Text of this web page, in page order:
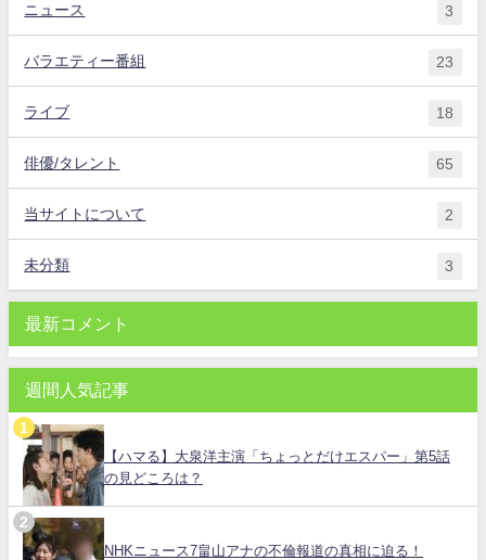
ニュース 3
バラエティー番組 23
ライブ 18
俳優/タレント 65
当サイトについて 2
未分類 3
最新コメント
週間人気記事
【ハマる】大泉洋主演「ちょっとだけエスパー」第5話
の見どころは？
NHKニュース7畠山アナの不倫報道の真相に迫る！